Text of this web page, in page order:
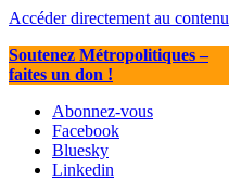
Accéder directement au contenu
Soutenez Métropolitiques–
faites un don !
Abonnez-vous
Facebook
Bluesky
Linkedin